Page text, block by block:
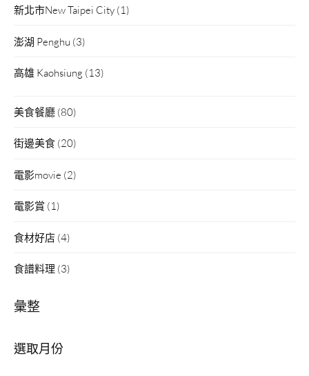
新北市New Taipei City (1)
澎湖 Penghu (3)
高雄 Kaohsiung (13)
美食餐廳 (80)
街邊美食 (20)
電影movie (2)
電影賞 (1)
食材好店 (4)
食譜料理 (3)
彙整
整